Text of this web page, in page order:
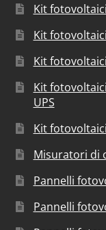
Kit
Kit
Kit
Kit
UPS
Kit
Misuratori di
Pannelli
Pannelli